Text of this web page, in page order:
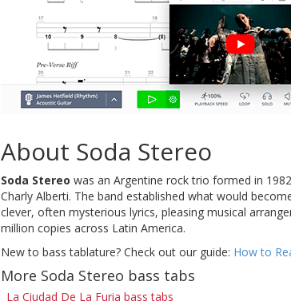
About Soda Stereo
Soda Stereo was an Argentine rock trio formed in
Charly Alberti. The band established what would
clever, often mysterious lyrics, pleasing musical
million copies across Latin America.
New to bass tablature? Check out our guide: How to
More Soda Stereo bass tabs
La Ciudad De La Furia bass tabs